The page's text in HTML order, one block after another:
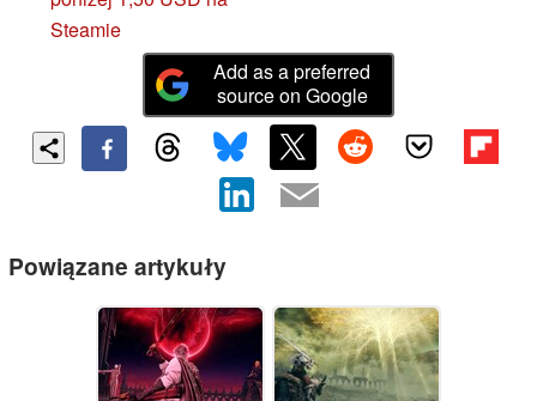
Steamie
Add as a preferred
source on Google
Powiązane artykuły